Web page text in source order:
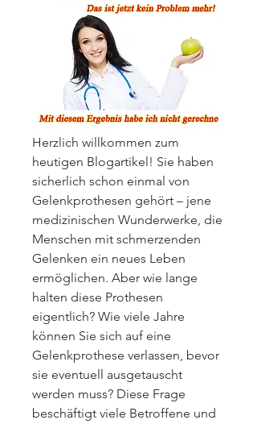
Herzlich willkommen zum
heutigen Blogartikel! Sie haben
sicherlich schon einmal von
Gelenkprothesen gehört – jene
medizinischen Wunderwerke, die
Menschen mit schmerzenden
Gelenken ein neues Leben
ermöglichen. Aber wie lange
halten diese Prothesen
eigentlich? Wie viele Jahre
können Sie sich auf eine
Gelenkprothese verlassen, bevor
sie eventuell ausgetauscht
werden muss? Diese Frage
beschäftigt viele Betroffene und